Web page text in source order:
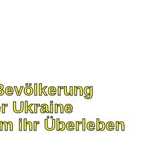
Ukraine
ihr Überleben